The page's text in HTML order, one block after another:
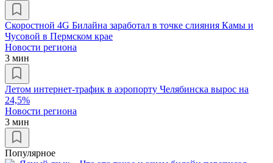
Скоростной 4G Билайна заработал в точке слияния Камы и
Чусовой в Пермском крае
Новости региона
3 мин
Летом интернет-трафик в аэропорту Челябинска вырос на
24,5%
Новости региона
3 мин
Популярное